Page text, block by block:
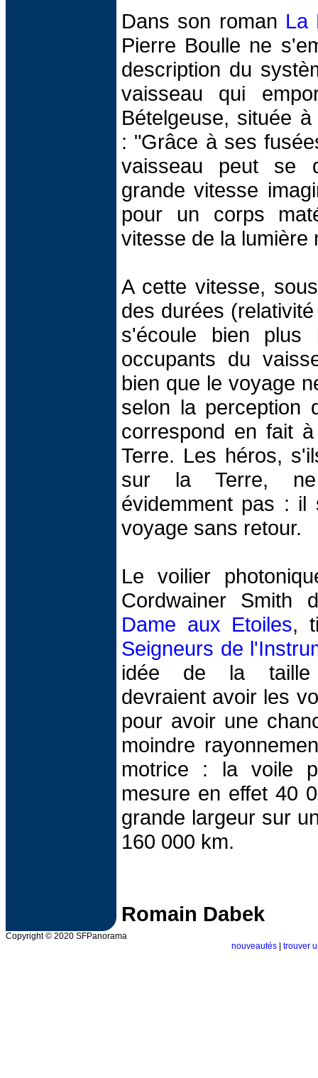
Dans son roman La
Pierre Boulle ne
description du
vaisseau qui
Bételgeuse, située
: "Grâce à ses
vaisseau peut se
grande vitesse
pour un corps
vitesse de la lumière
A cette vitesse,
des durées
s'écoule bien plus
occupants du
bien que le voyage
selon la perception
correspond en fait
Terre. Les héros,
sur la Terre, ne
évidemment pas :
voyage sans retour.
Le voilier
Cordwainer
Dame aux Etoiles,
Seigneurs de
idée de la taille
devraient avoir les
pour avoir une
moindre
motrice : la voile
mesure en effet 40
grande largeur sur
160 000 km.
Romain Dabek
Copyright © 2020 SFPanorama
nouveautés
trouver